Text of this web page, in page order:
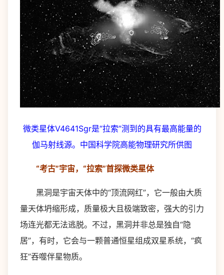
微类星体V4641Sgr是“拉索”测到的具有最高能量的
伽马射线源。中国科学院高能物理研究所供图
“考古”宇宙，“拉索”首探微类星体
黑洞是宇宙天体中的“顶流网红”，它一般由大质
量天体坍缩形成，质量极大且极端致密，强大的引力
场连光都无法逃脱。不过，黑洞并非总是独自“隐
居”，有时，它会与一颗普通恒星组成双星系统，“疯
狂”吞噬伴星物质。